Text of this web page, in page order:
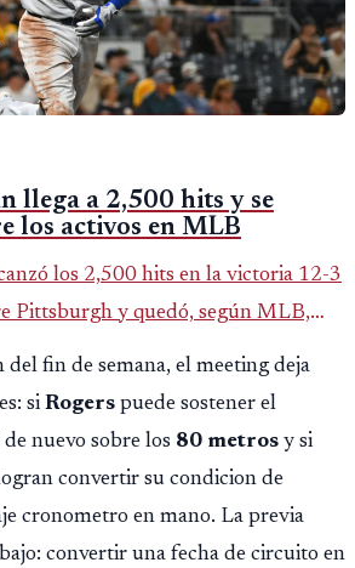
llega a 2,500 hits y se
los activos en MLB
los 2,500 hits en la victoria 12-3
Pittsburgh y quedó, según MLB,
activo con esa marca en Grandes
del fin de semana, el meeting deja
si Rogers puede sostener el
nuevo sobre los 80 metros y si
convertir su condicion de
cronometro en mano. La previa
convertir una fecha de circuito en